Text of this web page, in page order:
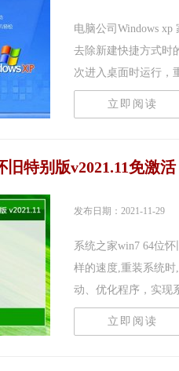
电脑公司Windows xp
去除新建快捷方式时
次进入桌面时运行，
立即阅读
旧特别版v2021.11免激活
发布日期：2021-11-29
系统之家win7 64位
样的速度,重装系统
动、优化程序，实现
立即阅读